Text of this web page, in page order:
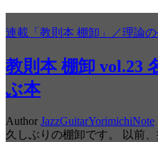
連載「教則本 棚卸」／理論
教則本 棚卸 vol.23
ぶ本
Author JazzGuitarYorimichiNote
久しぶりの棚卸です。 以前